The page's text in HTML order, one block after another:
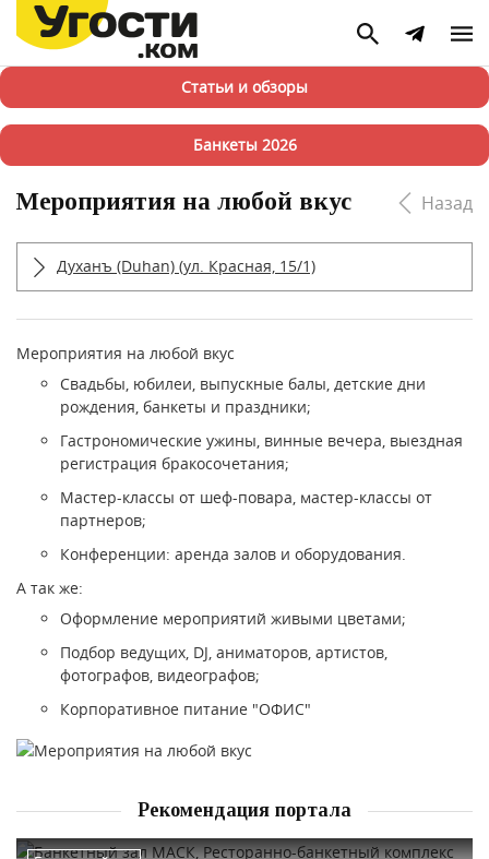
Статьи и обзоры
Банкеты 2026
Мероприятия на любой вкус Назад
Духанъ (Duhan) (ул. Красная, 15/1)
Мероприятия на любой вкус
Свадьбы, юбилеи, выпускные балы, детские дни
рождения, банкеты и праздники;
Гастрономические ужины, винные вечера, выездная
регистрация бракосочетания;
Мастер-классы от шеф-повара, мастер-классы от
партнеров;
Конференции: аренда залов и оборудования.
А так же:
Оформление мероприятий живыми цветами;
Подбор ведущих, DJ, аниматоров, артистов,
фотографов, видеографов;
Корпоративное питание "ОФИС"
Рекомендация портала